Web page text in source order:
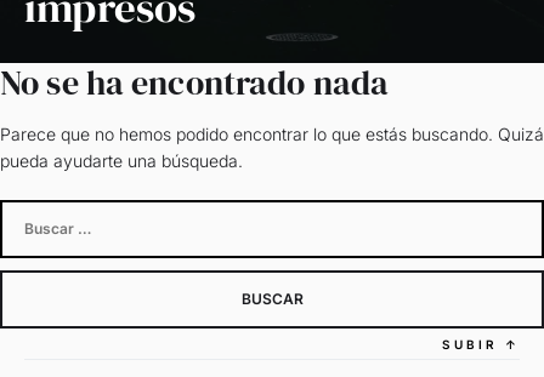
No se ha encontrado nada
Parece que no hemos podido encontrar lo que estás buscando. Quizá
pueda ayudarte una búsqueda.
SUBIR ↑